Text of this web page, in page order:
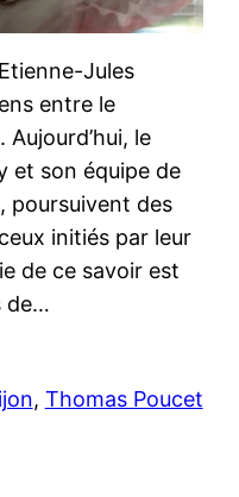
Jules
entre le
le
et son équipe de
poursuivent des
initiés par leur
de ce savoir est
de…
, Thomas Poucet